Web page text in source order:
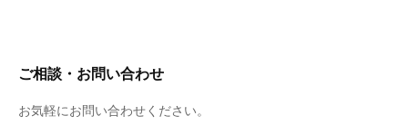
ご相談・お問い合わせ
お気軽にお問い合わせください。